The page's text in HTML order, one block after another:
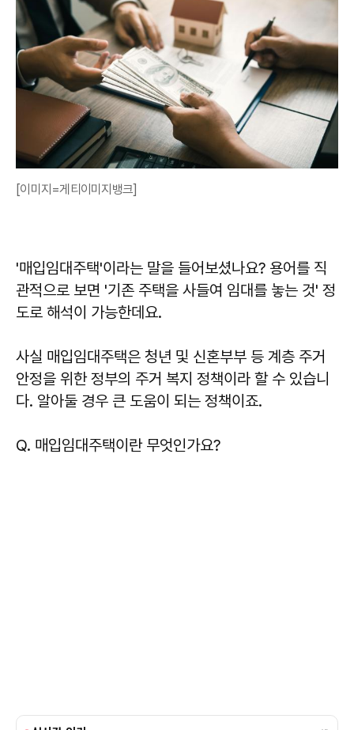
[이미지=게티이미지뱅크]
'매입임대주택'이라는 말을 들어보셨나요? 용어를 직
관적으로 보면 '기존 주택을 사들여 임대를 놓는 것' 정
도로 해석이 가능한데요.
사실 매입임대주택은 청년 및 신혼부부 등 계층 주거
안정을 위한 정부의 주거 복지 정책이라 할 수 있습니
다. 알아둘 경우 큰 도움이 되는 정책이죠.
Q. 매입임대주택이란 무엇인가요?